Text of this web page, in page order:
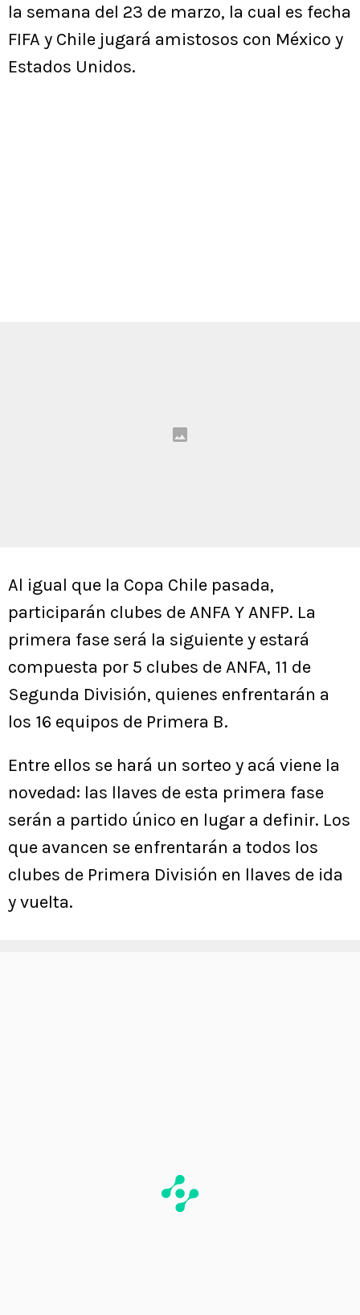
la semana del 23 de marzo, la cual es fecha
FIFA y Chile jugará amistosos con México y
Estados Unidos.
Al igual que la Copa Chile pasada,
participarán clubes de ANFA Y ANFP. La
primera fase será la siguiente y estará
compuesta por 5 clubes de ANFA, 11 de
Segunda División, quienes enfrentarán a
los 16 equipos de Primera B.
Entre ellos se hará un sorteo y acá viene la
novedad: las llaves de esta primera fase
serán a partido único en lugar a definir. Los
que avancen se enfrentarán a todos los
clubes de Primera División en llaves de ida
y vuelta.